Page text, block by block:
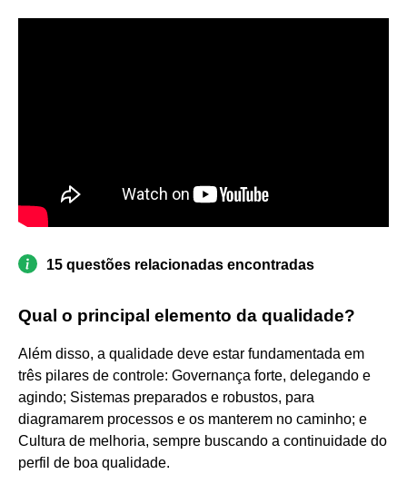
15 questões relacionadas encontradas
Qual o principal elemento da qualidade?
Além disso, a qualidade deve estar fundamentada em
três pilares de controle: Governança forte, delegando e
agindo; Sistemas preparados e robustos, para
diagramarem processos e os manterem no caminho; e
Cultura de melhoria, sempre buscando a continuidade do
perfil de boa qualidade.